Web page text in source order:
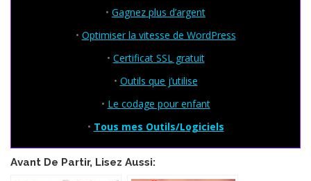
• Gagnez plus d’argent
• Optimiser la vitesse de WordPress
• Certificat SSL gratuit
• Outils que j’utilise
• Le codage pour enfant
• Tous mes Outils/Logiciels
Avant De Partir, Lisez Aussi: